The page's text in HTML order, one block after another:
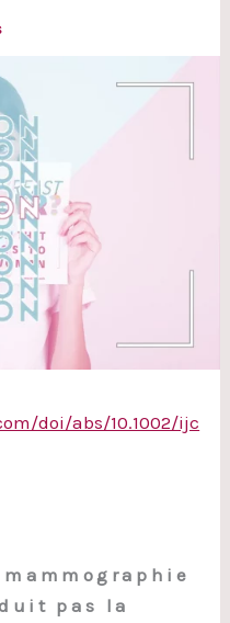
doi/abs/10.1002/ijc
pas la